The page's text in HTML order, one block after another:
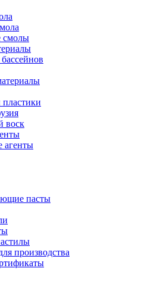
смолы
воск
агенты
пасты
производства